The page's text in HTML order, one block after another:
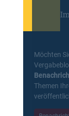
Möchten
Themen